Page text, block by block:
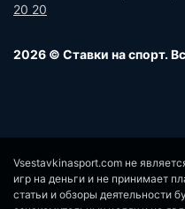
20 20
2026 © Ставки на спорт.
Vsestavkinasport.com не
игр на деньги и не принимает
статьи и обзоры деятельности